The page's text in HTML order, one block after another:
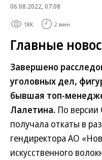
06.08.2022, 07:08
18K 2 мин.
Главные
Завершено
уголовных дел,
бывшая топ-
Лалетина. По
получала откаты в
гендиректора АО
искусственного